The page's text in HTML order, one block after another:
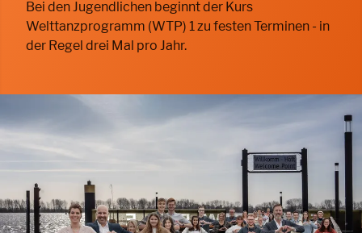
Bei den Jugendlichen beginnt der Kurs
Welttanzprogramm (WTP) 1 zu festen Terminen - in
der Regel drei Mal pro Jahr.